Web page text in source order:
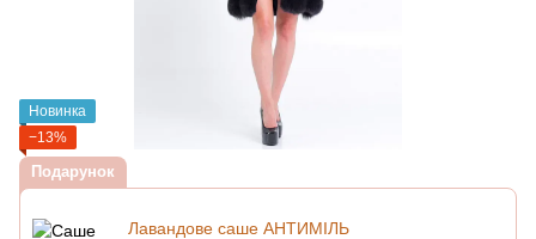
Новинка
−13%
Подарунок
Лавандове саше АНТИМІЛЬ